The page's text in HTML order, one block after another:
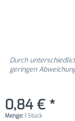
Durch
geringen
0,84 € *
Menge:1 Stück